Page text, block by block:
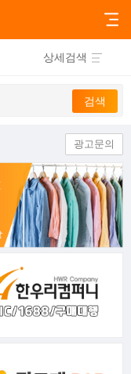
상세검색
광고문의